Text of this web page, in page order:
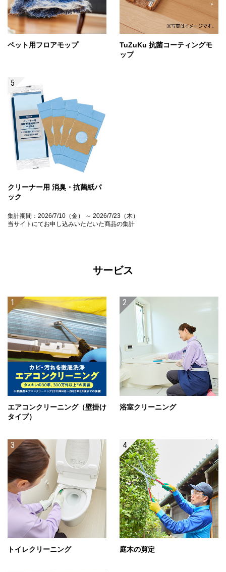
ペット用フロアモップ
TuZuKu 抗菌コーティングモ
ップ
クリーナー用 消臭・抗菌紙パ
ック
集計期間：2026/7/10（金） ～ 2026/7/23（木）
当サイトにてお申し込みいただいた商品の集計
サービス
エアコンクリーニング（壁掛け
タイプ）
浴室クリーニング
トイレクリーニング 庭木の剪定